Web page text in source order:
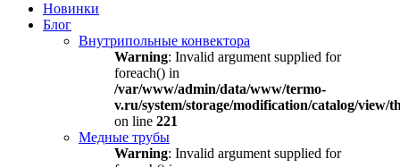
Новинки
Блог
Внутрипольные конвектора
Warning: Invalid argument supplied for
foreach() in
/var/www/admin/data/www/termo-
v.ru/system/storage/modification/catalog/view/
on line 221
Медные трубы
Warning: Invalid argument supplied for